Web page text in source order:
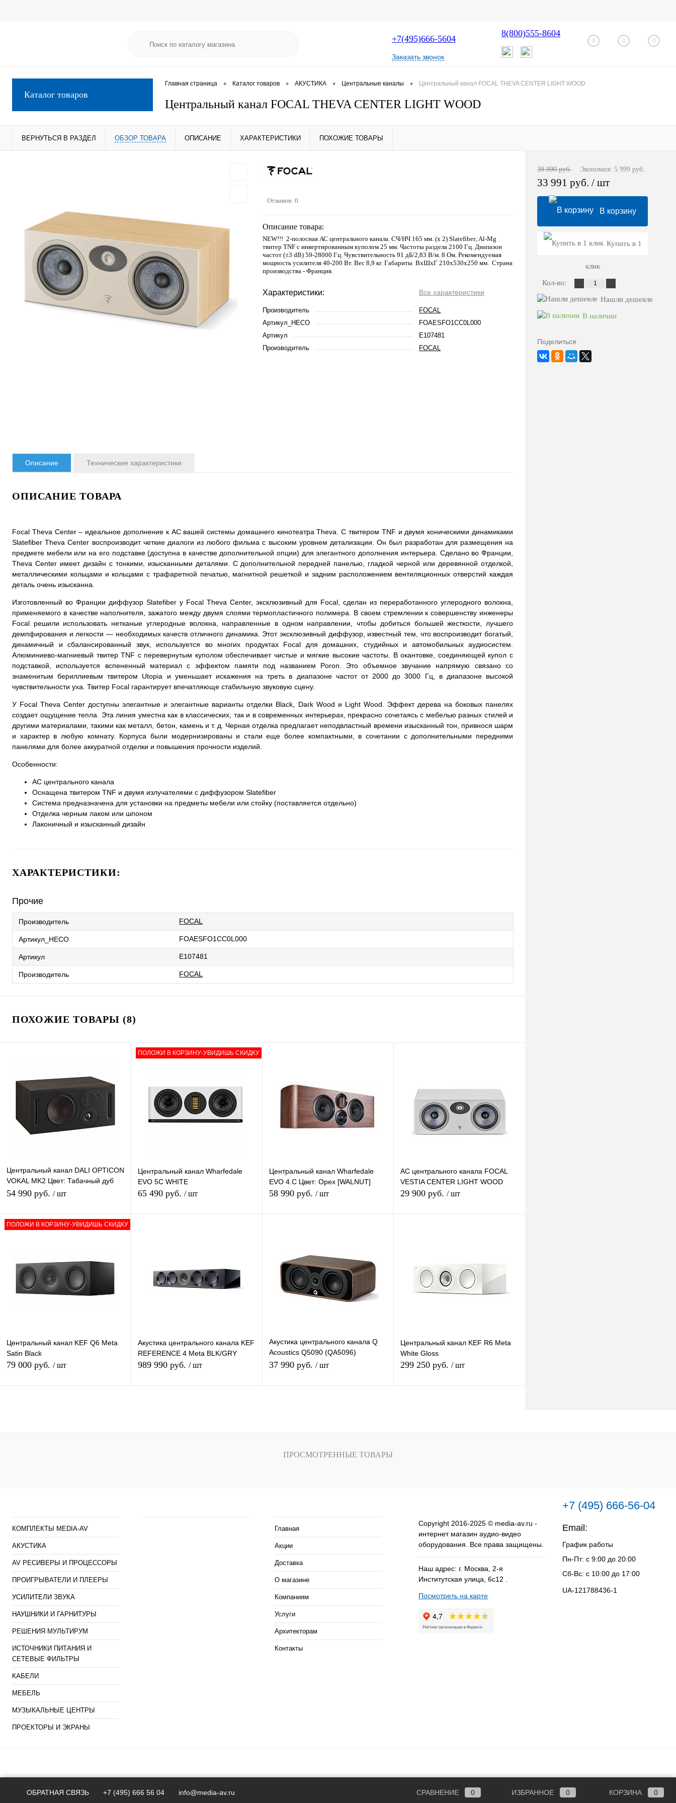
+7(495)666-5604
Заказать звонок
8(800)555-8604
0 0 0
Каталог товаров
Главная страница • Каталог товаров • АКУСТИКА • Центральные каналы • Центральный канал FOCAL THEVA CENTER LIGHT WOOD
Центральный канал FOCAL THEVA CENTER LIGHT WOOD
ВЕРНУТЬСЯ В РАЗДЕЛ ОБЗОР ТОВАРА ОПИСАНИЕ ХАРАКТЕРИСТИКИ ПОХОЖИЕ ТОВАРЫ
Отзывов: 0
Описание товара:
NEW!!! 2-полосная АС центрального канала. СЧ/НЧ 165 мм. (х 2) Slatefiber; Al-Mg
твитер TNF с инвертированным куполом 25 мм. Частоты раздела 2100 Гц. Диапазон
частот (±3 dB) 59-28000 Гц. Чувствительность 91 дБ/2,83 В/м. 8 Ом. Рекомендуемая
мощность усилителя 40-200 Вт. Вес 8,9 кг. Габариты ВхШхГ 210х530х250 мм. Страна
производства - Франция.
Характеристики: Все характеристики
Производитель
FOCAL
Артикул_HECO
FOAESFO1CC0L000
Артикул
E107481
Производитель
FOCAL
Описание Технические характеристики
ОПИСАНИЕ ТОВАРА
Focal Theva Center – идеальное дополнение к АС вашей системы домашнего кинотеатра Theva. С твитером TNF и двумя коническими динамиками
Slatefiber Theva Center воспроизводит четкие диалоги из любого фильма с высоким уровнем детализации. Он был разработан для размещения на
предмете мебели или на его подставке (доступна в качестве дополнительной опции) для элегантного дополнения интерьера. Сделано во Франции,
Theva Center имеет дизайн с тонкими, изысканными деталями. С дополнительной передней панелью, гладкой черной или деревянной отделкой,
металлическими кольцами и кольцами с трафаретной печатью, магнитной решеткой и задним расположением вентиляционных отверстий каждая
деталь очень изысканна.
Изготовленный во Франции диффузор Slatefiber у Focal Theva Center, эксклюзивный для Focal, сделан из переработанного углеродного волокна,
применяемого в качестве наполнителя, зажатого между двумя слоями термопластичного полимера. В своем стремлении к совершенству инженеры
Focal решили использовать нетканые углеродные волокна, направленные в одном направлении, чтобы добиться большей жесткости, лучшего
демпфирования и легкости — необходимых качеств отличного динамика. Этот эксклюзивный диффузор, известный тем, что воспроизводит богатый,
динамичный и сбалансированный звук, используется во многих продуктах Focal для домашних, студийных и автомобильных аудиосистем.
Алюминиево-магниевый твитер TNF с перевернутым куполом обеспечивает чистые и мягкие высокие частоты. В окантовке, соединяющей купол с
подставкой, используется вспененный материал с эффектом памяти под названием Poron. Это объемное звучание напрямую связано со
знаменитым бериллиевым твитером Utopia и уменьшает искажения на треть в диапазоне частот от 2000 до 3000 Гц, в диапазоне высокой
чувствительности уха. Твитер Focal гарантирует впечатляюще стабильную звуковую сцену.
У Focal Theva Center доступны элегантные и элегантные варианты отделки Black, Dark Wood и Light Wood. Эффект дерева на боковых панелях
создает ощущение тепла. Эта линия уместна как в классических, так и в современных интерьерах, прекрасно сочетаясь с мебелью разных стилей и
другими материалами, такими как металл, бетон, камень и т. д. Черная отделка предлагает неподвластный времени изысканный тон, привнося шарм
и характер в любую комнату. Корпуса были модернизированы и стали еще более компактными, в сочетании с дополнительными передними
панелями для более аккуратной отделки и повышения прочности изделий.
Особенности:
АС центрального канала
Оснащена твитером TNF и двумя излучателями с диффузором Slatefiber
Система предназначена для установки на предметы мебели или стойку (поставляется отдельно)
Отделка черным лаком или шпоном
Лаконичный и изысканный дизайн
ХАРАКТЕРИСТИКИ:
Прочие
Производитель FOCAL
Артикул_HECO FOAESFO1CC0L000
Артикул E107481
Производитель FOCAL
ПОХОЖИЕ ТОВАРЫ (8)
Центральный канал DALI OPTICON
VOKAL MK2 Цвет: Табачный дуб
[Tobacco Oak]
54 990 руб. / шт
В корзину
В избранное
наличии
ПОЛОЖИ В КОРЗИНУ-УВИДИШЬ СКИДКУ
Центральный канал Wharfedale
EVO 5C WHITE
65 490 руб. / шт
В избранное
наличии
Центральный канал Wharfedale
EVO 4.С Цвет: Орех [WALNUT]
58 990 руб. / шт
Купить в 1 клик К сравнению
В избранное Под заказ
АС центрального канала FOCAL
VESTIA CENTER LIGHT WOOD
29 900 руб. / шт
В избранное
наличии
ПОЛОЖИ В КОРЗИНУ-УВИДИШЬ СКИДКУ
Центральный канал KEF Q6 Meta
Satin Black
79 000 руб. / шт
Акустика центрального канала KEF
REFERENCE 4 Meta BLK/GRY
989 990 руб. / шт
Акустика центрального канала Q
Acoustics Q5090 (QA5096)
rosewood
37 990 руб. / шт
наличии
Центральный канал KEF R6 Meta
White Gloss
299 250 руб. / шт
39 990 руб. Экономия: 5 999 руб.
33 991 руб. / шт
В корзину
Купить в 1
клик
Кол-во:
Нашли дешевле
В наличии
Поделиться
ПРОСМОТРЕННЫЕ ТОВАРЫ
КОМПЛЕКТЫ MEDIA-AV
АКУСТИКА
AV РЕСИВЕРЫ И ПРОЦЕССОРЫ
ПРОИГРЫВАТЕЛИ И ПЛЕЕРЫ
УСИЛИТЕЛИ ЗВУКА
НАУШНИКИ И ГАРНИТУРЫ
РЕШЕНИЯ МУЛЬТИРУМ
ИСТОЧНИКИ ПИТАНИЯ И
СЕТЕВЫЕ ФИЛЬТРЫ
КАБЕЛИ
МЕБЕЛЬ
МУЗЫКАЛЬНЫЕ ЦЕНТРЫ
ПРОЕКТОРЫ И ЭКРАНЫ
Главная
Акции
Доставка
О магазине
Компаниям
Услуги
Архитекторам
Контакты
Copyright 2016-2025 © media-av.ru -
интернет магазин аудио-видео
оборудования. Все права защищены.
Наш адрес: г. Москва, 2-я
Институтская улица, 6с12 .
Посмотреть на карте
+7 (495) 666-56-04
Email:
График работы
Пн-Пт: с 9:00 до 20:00
Сб-Вс: с 10:00 до 17:00
UA-121788436-1
ОБРАТНАЯ СВЯЗЬ +7 (495) 666 56 04 info@media-av.ru СРАВНЕНИЕ 0 ИЗБРАННОЕ 0 КОРЗИНА 0